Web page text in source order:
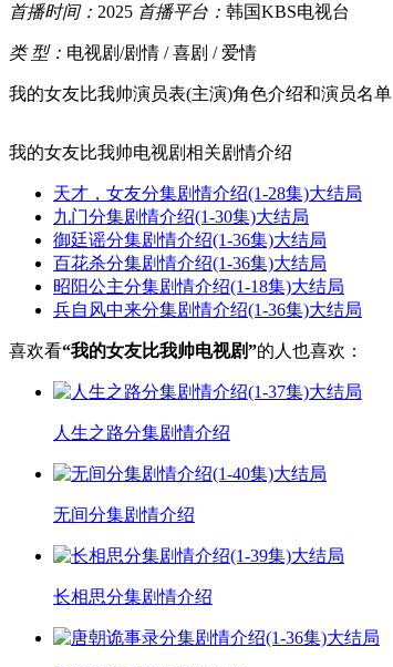
首播时间： 2025 首播平台： 韩国KBS电视台
类 型： 电视剧/剧情 / 喜剧 / 爱情
我的女友比我帅演员表(主演)角色介绍和演员名单
我的女友比我帅电视剧相关剧情介绍
天才，女友分集剧情介绍(1-28集)大结局
九门分集剧情介绍(1-30集)大结局
御廷谣分集剧情介绍(1-36集)大结局
百花杀分集剧情介绍(1-36集)大结局
昭阳公主分集剧情介绍(1-18集)大结局
兵自风中来分集剧情介绍(1-36集)大结局
喜欢看“我的女友比我帅电视剧”的人也喜欢：
人生之路分集剧情介绍
无间分集剧情介绍
长相思分集剧情介绍